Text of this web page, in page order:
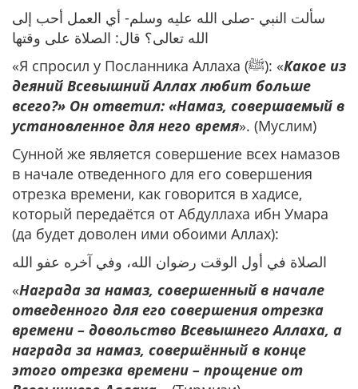
سألت النبي -صلى الله عليه وسلم- أي العمل أحب إلى
الله تعالى؟ قال: الصلاة على وقتها
«Я спросил у Посланника Аллаха (ﷺ): «Какое из
деяний Всевышний Аллах любит больше
всего?» Он ответил: «Намаз, совершаемый в
установленное для него время». (Муслим)
Сунной же является совершение всех намазов
в начале отведенного для его совершения
отрезка времени, как говорится в хадисе,
который передаётся от Абдуллаха ибн Умара
(да будет доволен ими обоими Аллах):
الصلاة في أول الوقت رضوان الله، وفي آخره عفو الله
«Награда за намаз, совершенный в начале
отведенного для его совершения отрезка
времени – довольство Всевышнего Аллаха, а
награда за намаз, совершённый в конце
этого отрезка времени – прощение от